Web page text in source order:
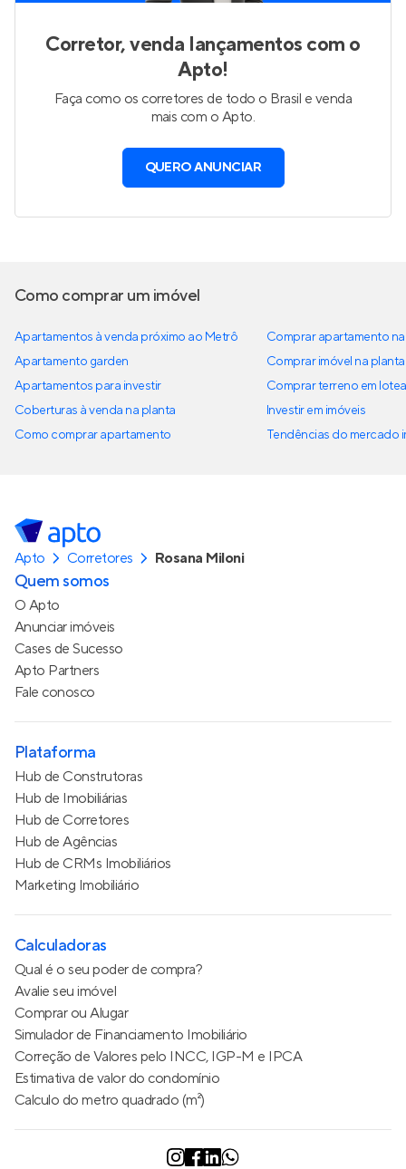
Corretor, venda lançamentos com o
Apto!
Faça como os corretores de todo o Brasil e venda
mais com o Apto.
QUERO ANUNCIAR
Como comprar um imóvel
Apartamentos à venda próximo ao Metrô
Apartamento garden
Apartamentos para investir
Coberturas à venda na planta
Como comprar apartamento
Comprar apartamento
Comprar imóvel na planta
Comprar terreno em
Investir em imóveis
Tendências do mercado
Apto Corretores Rosana Miloni
Quem somos
O Apto
Anunciar imóveis
Cases de Sucesso
Apto Partners
Fale conosco
Plataforma
Hub de Construtoras
Hub de Imobiliárias
Hub de Corretores
Hub de Agências
Hub de CRMs Imobiliários
Marketing Imobiliário
Calculadoras
Qual é o seu poder de compra?
Avalie seu imóvel
Comprar ou Alugar
Simulador de Financiamento Imobiliário
Correção de Valores pelo INCC, IGP-M e IPCA
Estimativa de valor do condomínio
Calculo do metro quadrado (m²)